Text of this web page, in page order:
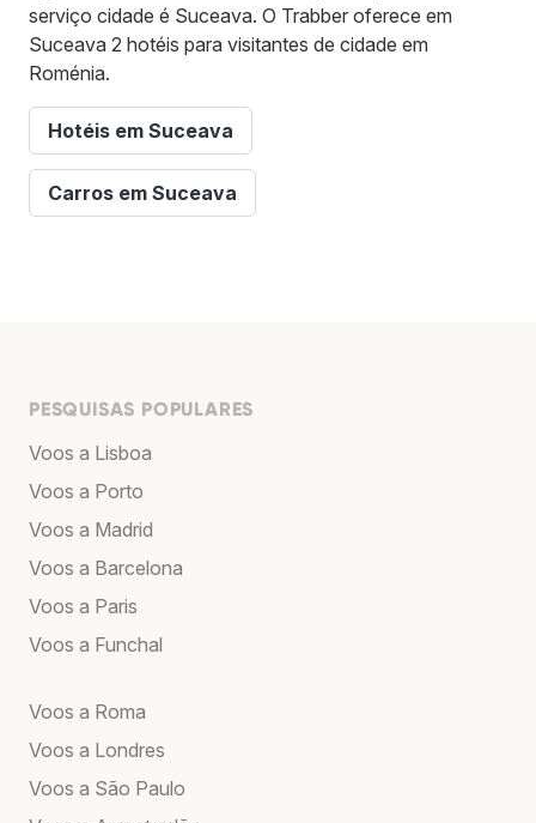
serviço cidade é Suceava. O Trabber oferece em
Suceava 2 hotéis para visitantes de cidade em
Roménia.
Hotéis em Suceava
Carros em Suceava
PESQUISAS POPULARES
Voos a Lisboa
Voos a Porto
Voos a Madrid
Voos a Barcelona
Voos a Paris
Voos a Funchal
Voos a Roma
Voos a Londres
Voos a São Paulo